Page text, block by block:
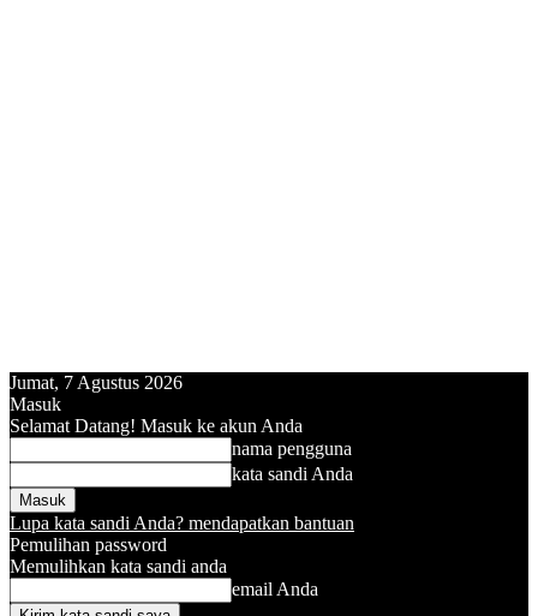
Jumat, 7 Agustus 2026
Masuk
Selamat Datang! Masuk ke akun Anda
nama pengguna
kata sandi Anda
Lupa kata sandi Anda? mendapatkan bantuan
Pemulihan password
Memulihkan kata sandi anda
email Anda